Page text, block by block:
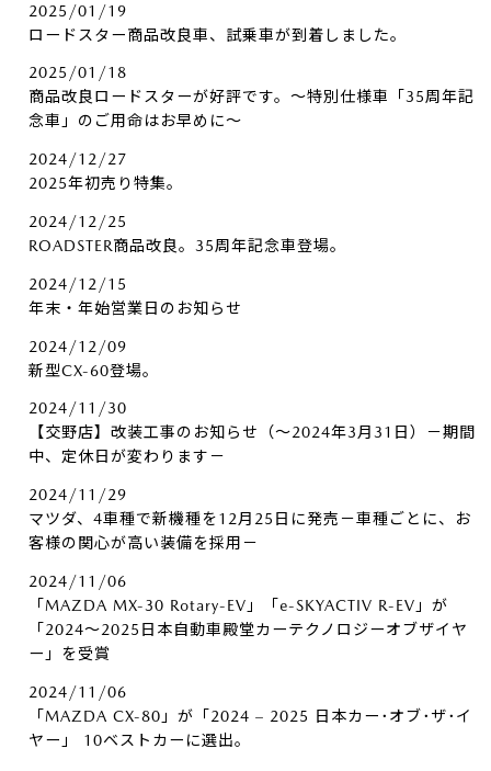
2025/01/19
ロードスター商品改良車、試乗車が到着しました。
2025/01/18
商品改良ロードスターが好評です。～特別仕様車「35周年記
念車」のご用命はお早めに～
2024/12/27
2025年初売り特集。
2024/12/25
ROADSTER商品改良。35周年記念車登場。
2024/12/15
年末・年始営業日のお知らせ
2024/12/09
新型CX-60登場。
2024/11/30
【交野店】改装工事のお知らせ（～2024年3月31日）－期間
中、定休日が変わります－
2024/11/29
マツダ、4車種で新機種を12月25日に発売－車種ごとに、お
客様の関心が高い装備を採用－
2024/11/06
「MAZDA MX-30 Rotary-EV」「e-SKYACTIV R-EV」が
「2024～2025日本自動車殿堂カーテクノロジーオブザイヤ
ー」を受賞
2024/11/06
「MAZDA CX-80」が「2024 – 2025 日本カー･オブ･ザ･イ
ヤー」 10ベストカーに選出。